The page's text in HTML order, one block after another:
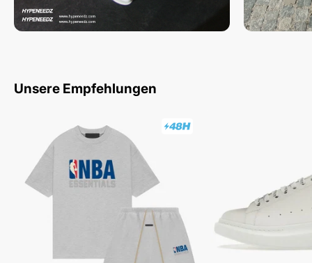
Unsere Empfehlungen